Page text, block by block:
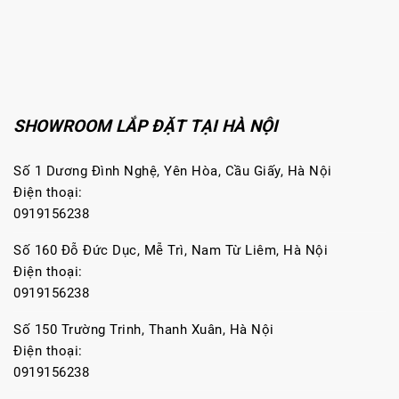
SHOWROOM LẮP ĐẶT TẠI HÀ NỘI
Số 1 Dương Đình Nghệ, Yên Hòa, Cầu Giấy, Hà Nội
Điện thoại:
0919156238
Số 160 Đỗ Đức Dục, Mễ Trì, Nam Từ Liêm, Hà Nội
Điện thoại:
0919156238
Số 150 Trường Trinh, Thanh Xuân, Hà Nội
Điện thoại:
0919156238